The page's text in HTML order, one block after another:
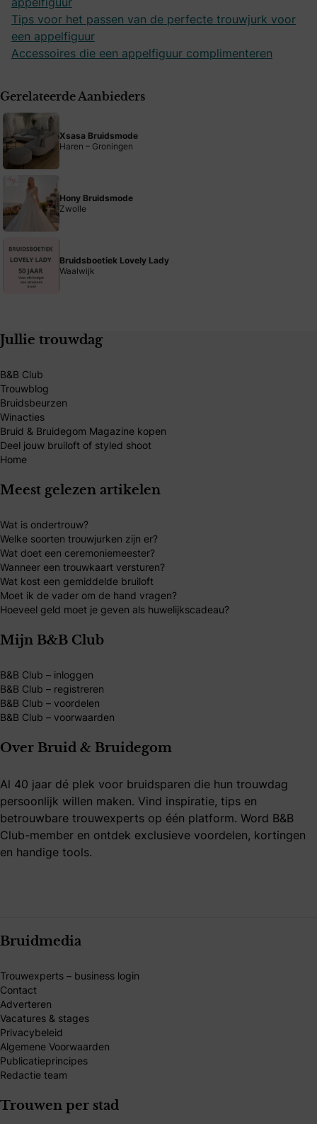
Tips voor het passen van de perfecte trouwjurk voor
een appelfiguur
Accessoires die een appelfiguur complimenteren
Gerelateerde Aanbieders
Xsasa Bruidsmode
Haren – Groningen
Hony Bruidsmode
Zwolle
Bruidsboetiek Lovely Lady
Waalwijk
Jullie trouwdag
B&B Club
Trouwblog
Bruidsbeurzen
Winacties
Bruid & Bruidegom Magazine kopen
Deel jouw bruiloft of styled shoot
Home
Meest gelezen artikelen
Wat is ondertrouw?
Welke soorten trouwjurken zijn er?
Wat doet een ceremoniemeester?
Wanneer een trouwkaart versturen?
Wat kost een gemiddelde bruiloft
Moet ik de vader om de hand vragen?
Hoeveel geld moet je geven als huwelijkscadeau?
Mijn B&B Club
B&B Club – inloggen
B&B Club – registreren
B&B Club – voordelen
B&B Club – voorwaarden
Over Bruid & Bruidegom
Al 40 jaar dé plek voor bruidsparen die hun trouwdag
persoonlijk willen maken. Vind inspiratie, tips en
betrouwbare trouwexperts op één platform. Word B&B
Club-member en ontdek exclusieve voordelen, kortingen
en handige tools.
Bruidmedia
Trouwexperts – business login
Contact
Adverteren
Vacatures & stages
Privacybeleid
Algemene Voorwaarden
Publicatieprincipes
Redactie team
Trouwen per stad